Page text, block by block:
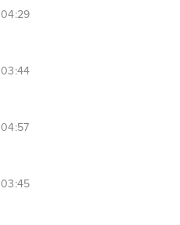
04:29
03:44
04:57
03:45